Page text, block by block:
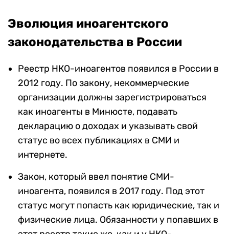
Эволюция иноагентского
законодательства в России
Реестр НКО-иноагентов появился в России в
2012 году. По закону, некоммерческие
организации должны зарегистрироваться
как иноагенты в Минюсте, подавать
декларацию о доходах и указывать свой
статус во всех публикациях в СМИ и
интернете.
Закон, который ввел понятие СМИ-
иноагента, появился в 2017 году. Под этот
статус могут попасть как юридические, так и
физические лица. Обязанности у попавших в